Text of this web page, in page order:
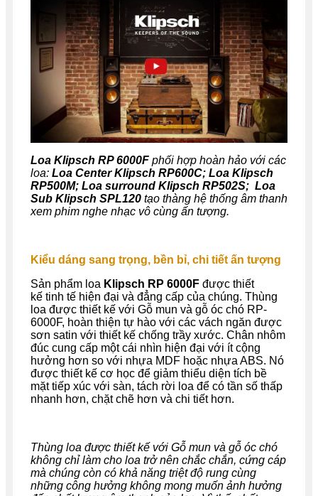
Loa Klipsch RP 6000F phối hợp hoàn hảo với các
loa: Loa Center Klipsch RP600C; Loa Klipsch
RP500M; Loa surround Klipsch RP502S; Loa
Sub Klipsch SPL120 tạo thàng hệ thống âm thanh
xem phim nghe nhạc vô cùng ấn tượng.
Kiểu dáng sang trọng, bền bỉ, chi tiết ấn tượng
Sản phẩm loa Klipsch RP 6000F được thiết
kế tinh tế hiện đại và đẳng cấp của chúng. Thùng
loa được thiết kế với Gỗ mun và gỗ óc chó RP-
6000F, hoàn thiện tự hào với các vách ngăn được
sơn satin với thiết kế chống trầy xước. Chân nhôm
đúc cung cấp một cái nhìn hiện đại với ít cộng
hưởng hơn so với nhựa MDF hoặc nhựa ABS. Nó
được thiết kế cơ học để giảm thiểu diện tích bề
mặt tiếp xúc với sàn, tách rời loa để có tần số thấp
nhanh hơn, chặt chẽ hơn và chi tiết hơn.
Thùng loa được thiết kế với Gỗ mun và gỗ óc chó
không chỉ làm cho loa trở nên chắc chắn, cứng cáp
mà chúng còn có khả năng triệt độ rung cùng
những công hưởng không mong muốn ảnh hưởng